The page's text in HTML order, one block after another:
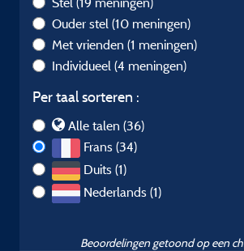
Ouder stel (10 meningen)
Met vrienden (1 meningen)
Individueel (4 meningen)
Per taal sorteren :
Alle talen (36)
Frans (34)
Duits (1)
Nederlands (1)
Beoordelingen getoond op een